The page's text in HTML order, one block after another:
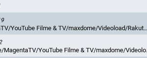
Filme & TV/maxdome/Videoload/Rakuten TV
YouTube Filme & TV/maxdome/Videoload/Rakuten TV